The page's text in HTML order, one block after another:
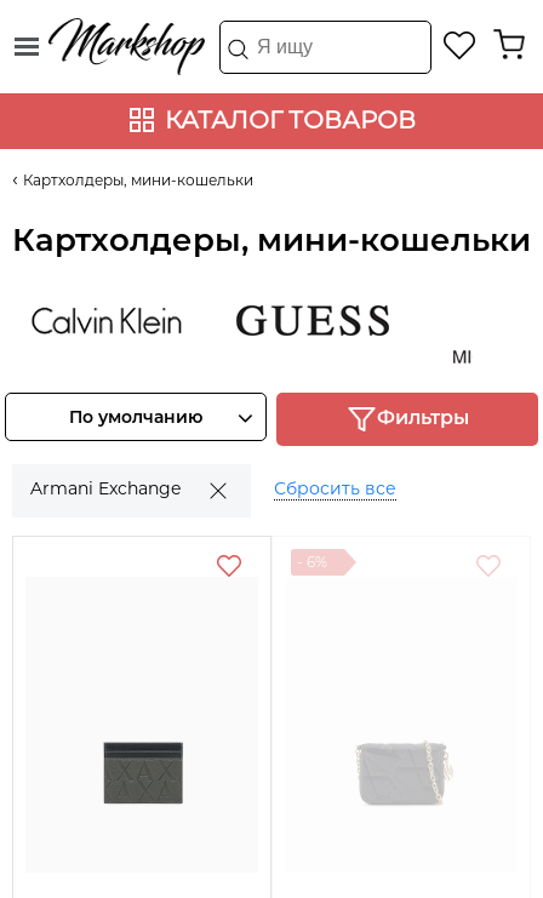
КАТАЛОГ ТОВАРОВ
Картхолдеры, мини-кошельки
Картхолдеры, мини-кошельки
Смотреть
товары
По умолчанию Фильтры
Armani Exchange Сбросить все
- 6%